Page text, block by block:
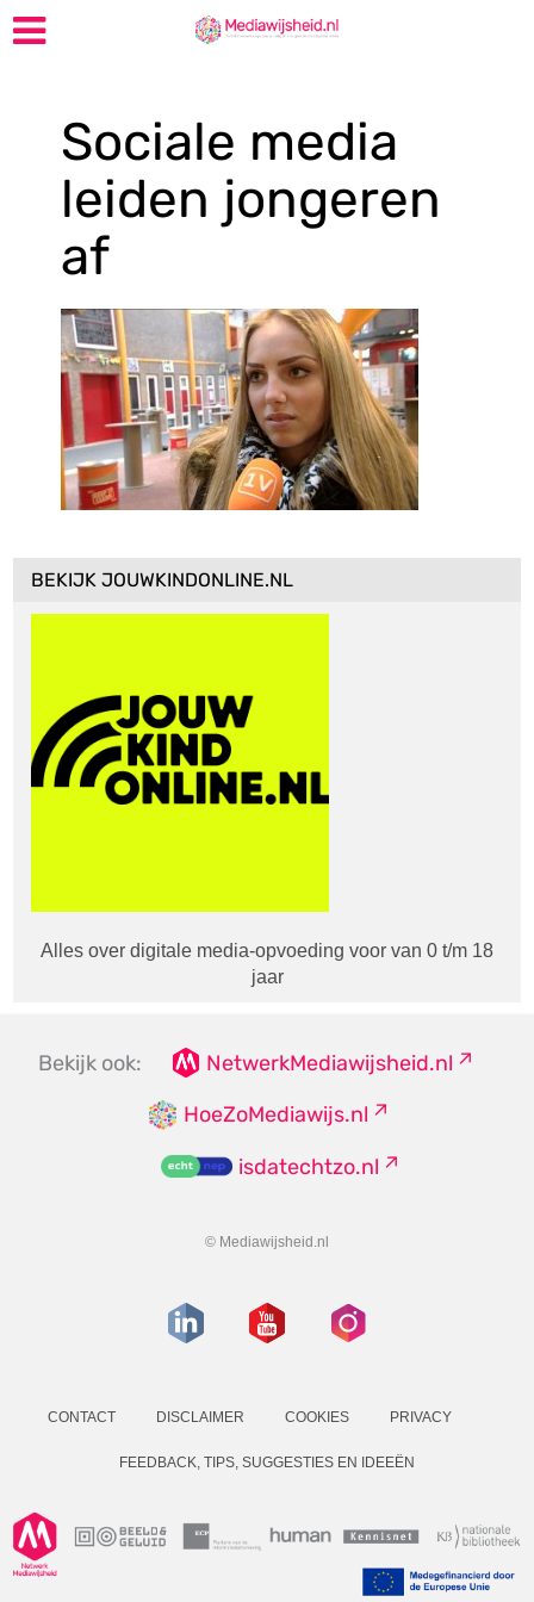
Sociale media
leiden jongeren
af
BEKIJK JOUWKINDONLINE.NL
Alles over digitale media-opvoeding voor van 0 t/m 18
jaar
Bekijk ook:
NetwerkMediawijsheid.nl
HoeZoMediawijs.nl
isdatechtzo.nl
© Mediawijsheid.nl
CONTACT DISCLAIMER COOKIES PRIVACY
FEEDBACK, TIPS, SUGGESTIES EN IDEEËN